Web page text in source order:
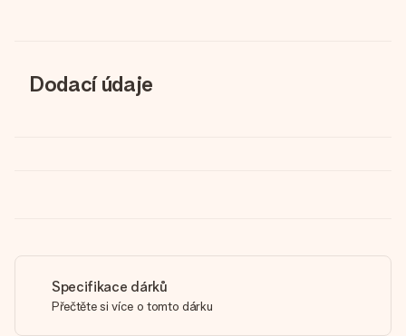
Dodací údaje
Specifikace dárků
Přečtěte si více o tomto dárku